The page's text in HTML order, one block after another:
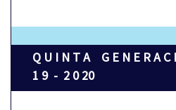
Q U I N T A G E N E R A
1 9 - 2 0 20